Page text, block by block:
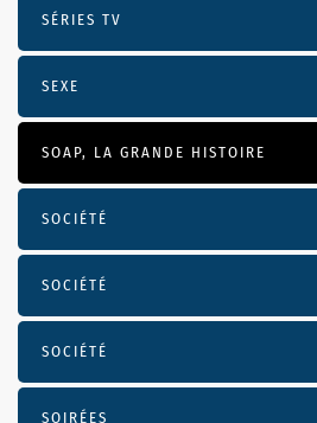
SÉRIES TV
SEXE
SOAP, LA GRANDE HISTOIRE
SOCIÉTÉ
SOCIÉTÉ
SOCIÉTÉ
SOIRÉES